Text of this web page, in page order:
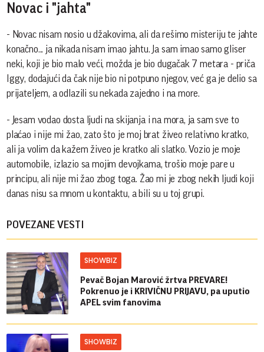
Novac i "jahta"
- Novac nisam nosio u džakovima, ali da rešimo misteriju te jahte
konačno... ja nikada nisam imao jahtu. Ja sam imao samo gliser
neki, koji je bio malo veći, možda je bio dugačak 7 metara - priča
Iggy, dodajući da čak nije bio ni potpuno njegov, već ga je delio sa
prijateljem, a odlazili su nekada zajedno i na more.
- Jesam vodao dosta ljudi na skijanja i na mora, ja sam sve to
plaćao i nije mi žao, zato što je moj brat živeo relativno kratko,
ali ja volim da kažem živeo je kratko ali slatko. Vozio je moje
automobile, izlazio sa mojim devojkama, trošio moje pare u
principu, ali nije mi žao zbog toga. Žao mi je zbog nekih ljudi koji
danas nisu sa mnom u kontaktu, a bili su u toj grupi.
POVEZANE VESTI
SHOWBIZ
Pevač Bojan Marović žrtva PREVARE!
Pokrenuo je i KRIVIČNU PRIJAVU, pa uputio
APEL svim fanovima
SHOWBIZ